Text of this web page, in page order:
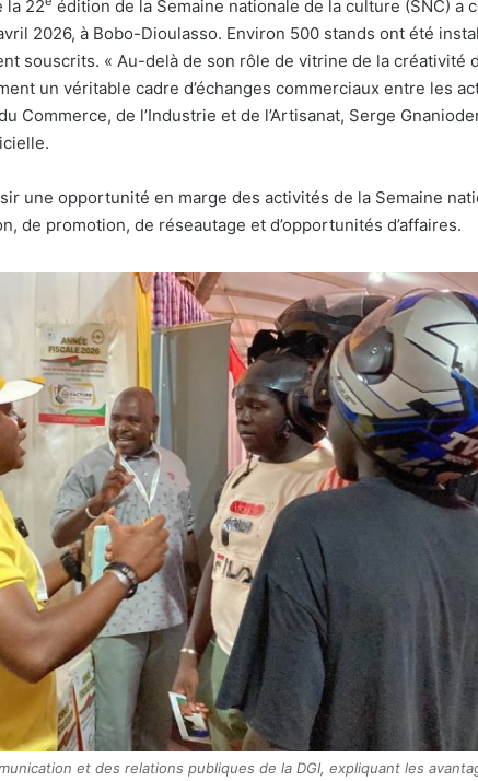
la 22
édition de la Semaine nationale de la culture (SNC) a
2026, à Bobo-Dioulasso. Environ 500 stands ont été
souscrits. « Au-delà de son rôle de vitrine de la créativité
un véritable cadre d’échanges commerciaux entre les
Commerce, de l’Industrie et de l’Artisanat, Serge
une opportunité en marge des activités de la Semaine
de promotion, de réseautage et d’opportunités d’affaires.
et des relations publiques de la DGI, expliquant les